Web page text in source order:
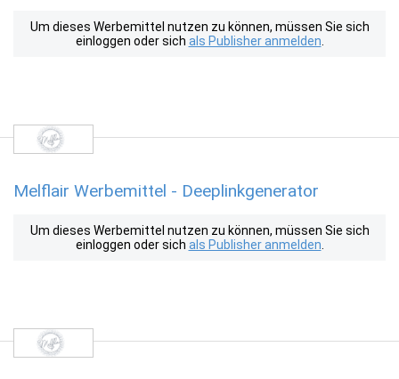
Um dieses Werbemittel nutzen zu können, müssen Sie sich
einloggen oder sich als Publisher anmelden
Melflair Werbemittel - Deeplinkgenerator
Um dieses Werbemittel nutzen zu können, müssen Sie sich
einloggen oder sich als Publisher anmelden